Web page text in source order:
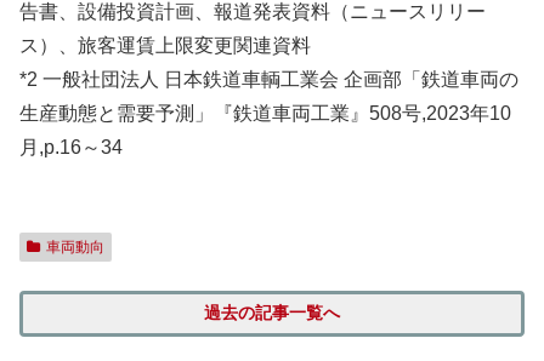
告書、設備投資計画、報道発表資料（ニュースリリー
ス）、旅客運賃上限変更関連資料
*2 一般社団法人 日本鉄道車輌工業会 企画部「鉄道車両の
生産動態と需要予測」『鉄道車両工業』508号,2023年10
月,p.16～34
車両動向
過去の記事一覧へ